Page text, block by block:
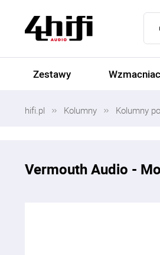
Zestawy
hifi.pl Kolumny Kolumny
Vermouth Audio -